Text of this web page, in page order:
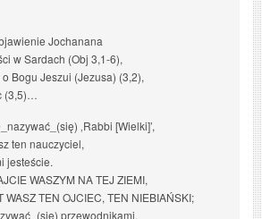
Jochanana
w Sardach (Obj 3,1-6),
Bogu Jeszui (Jezusa) (3,2),
(3,5)…
‚Rabbi [Wielki]’,
ten nauczyciel,
jesteście.
WASZYM NA TEJ ZIEMI,
WASZ TEN OJCIEC, TEN NIEBIAŃSKI;
przewodnikami,